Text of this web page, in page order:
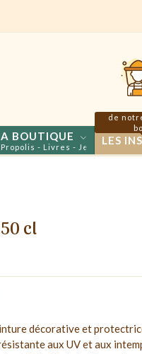
BOUTIQUE
- Livres - Jeux
LES
de
cl
décorative et
aux UV et aux